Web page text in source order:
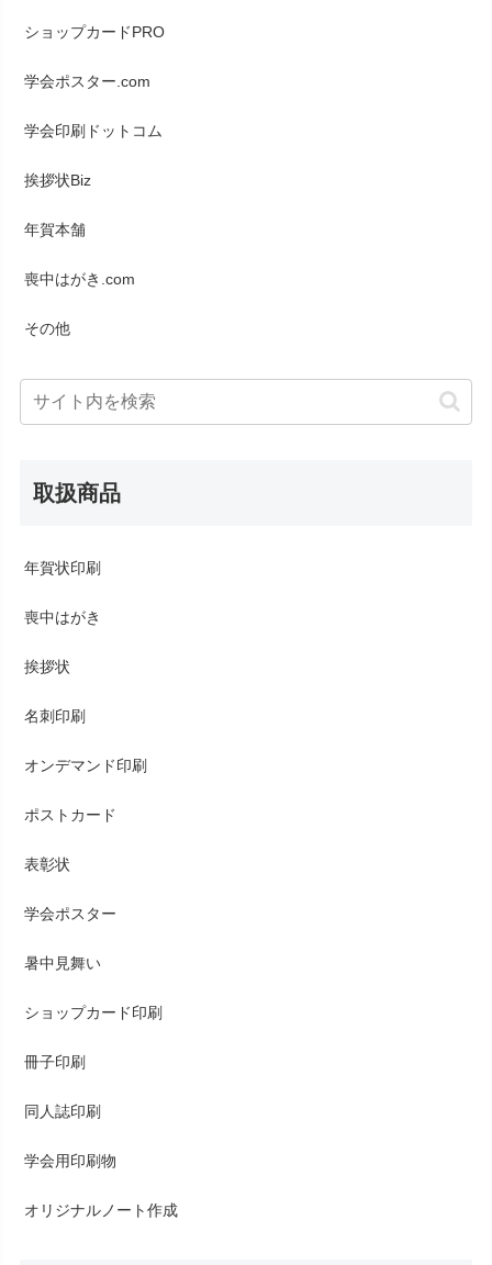
ショップカードPRO
学会ポスター.com
学会印刷ドットコム
挨拶状Biz
年賀本舗
喪中はがき.com
その他
取扱商品
年賀状印刷
喪中はがき
挨拶状
名刺印刷
オンデマンド印刷
ポストカード
表彰状
学会ポスター
暑中見舞い
ショップカード印刷
冊子印刷
同人誌印刷
学会用印刷物
オリジナルノート作成